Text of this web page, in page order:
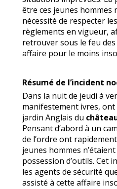
être ces jeunes hommes
nécessité de respecter
règlements en vigueur,
retrouver sous le feu
affaire pour le moins
Résumé de l’incident
Dans la nuit de jeudi à
manifestement ivres,
jardin Anglais du
Pensant d’abord à un
de l’ordre ont
jeunes hommes
possession d’outils. Cet
les agents de sécurité
assisté à cette affaire